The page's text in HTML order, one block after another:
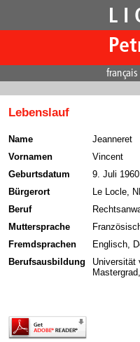
Lebenslauf
Name
Jeanneret
Vornamen
Vincent
Geburtsdatum
9. Juli 1960
Bürgerort
Le Locle,
Beruf
Muttersprache
Fremdsprachen
Englisch,
Berufsausbildung
Universität